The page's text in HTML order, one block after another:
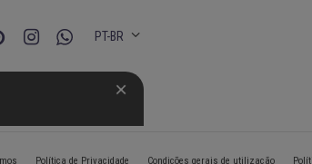
PT-BR
Política de Privacidade Condições gerais de utilização